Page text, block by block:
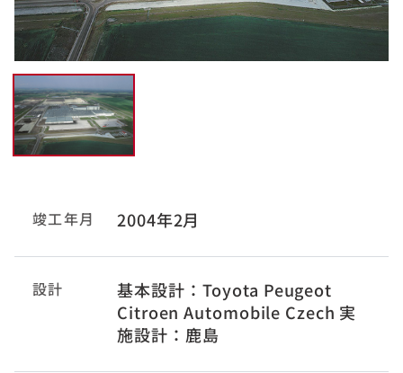
竣工年月 2004年2月
設計
基本設計：Toyota Peugeot
Citroen Automobile Czech 実
施設計：鹿島